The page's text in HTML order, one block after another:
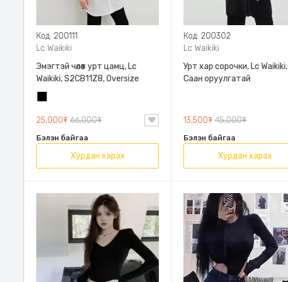
Код: 200111
Lc Waikiki
Эмэгтэй чөлөөт урт цамц, Lc
Waikiki, S2CB11Z8, Oversize
25,000₮ 66,000₮
Бэлэн байгаа
Хурдан харах
Код: 200302
Lc Waikiki
Урт хар сорочки, Lc Waikiki,
Саан оруулгатай
13,500₮45,000₮
Бэлэн байгаа
Хурдан харах